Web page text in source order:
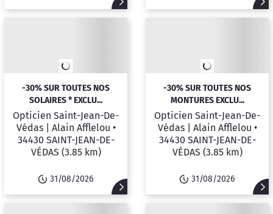
-30% SUR TOUTES NOS
SOLAIRES * EXCLU...
Opticien Saint-Jean-De-
Védas | Alain Afflelou •
34430 SAINT-JEAN-DE-
VÉDAS (3.85 km)
31/08/2026
-30% SUR TOUTES NOS
MONTURES EXCLU...
Opticien Saint-Jean-De-
Védas | Alain Afflelou •
34430 SAINT-JEAN-DE-
VÉDAS (3.85 km)
31/08/2026